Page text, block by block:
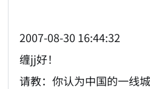
2007-08-30 16:44:32
缠jj好！
请教：你认为中国的一线